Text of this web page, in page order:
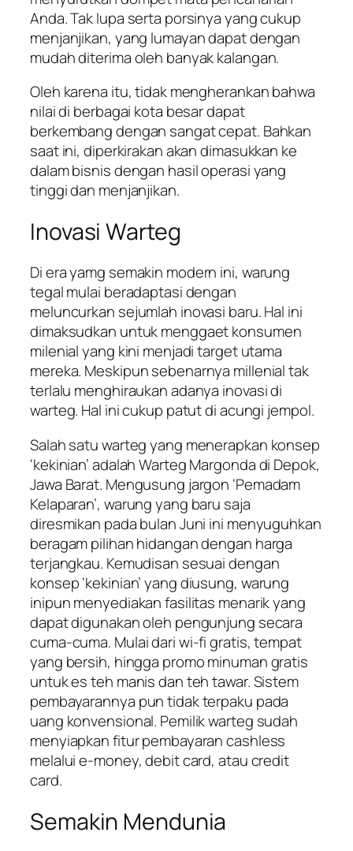
Anda. Tak lupa serta porsinya yang cukup
menjanjikan, yang lumayan dapat dengan
mudah diterima oleh banyak kalangan.
Oleh karena itu, tidak mengherankan bahwa
nilai di berbagai kota besar dapat
berkembang dengan sangat cepat. Bahkan
saat ini, diperkirakan akan dimasukkan ke
dalam bisnis dengan hasil operasi yang
tinggi dan menjanjikan.
Inovasi Warteg
Di era yamg semakin modern ini, warung
tegal mulai beradaptasi dengan
meluncurkan sejumlah inovasi baru. Hal ini
dimaksudkan untuk menggaet konsumen
milenial yang kini menjadi target utama
mereka. Meskipun sebenarnya millenial tak
terlalu menghiraukan adanya inovasi di
warteg. Hal ini cukup patut di acungi jempol.
Salah satu warteg yang menerapkan konsep
‘kekinian’ adalah Warteg Margonda di Depok,
Jawa Barat. Mengusung jargon ‘Pemadam
Kelaparan’, warung yang baru saja
diresmikan pada bulan Juni ini menyuguhkan
beragam pilihan hidangan dengan harga
terjangkau. Kemudisan sesuai dengan
konsep ‘kekinian’ yang diusung, warung
inipun menyediakan fasilitas menarik yang
dapat digunakan oleh pengunjung secara
cuma-cuma. Mulai dari wi-fi gratis, tempat
yang bersih, hingga promo minuman gratis
untuk es teh manis dan teh tawar. Sistem
pembayarannya pun tidak terpaku pada
uang konvensional. Pemilik warteg sudah
menyiapkan fitur pembayaran cashless
melalui e-money, debit card, atau credit
card.
Semakin Mendunia